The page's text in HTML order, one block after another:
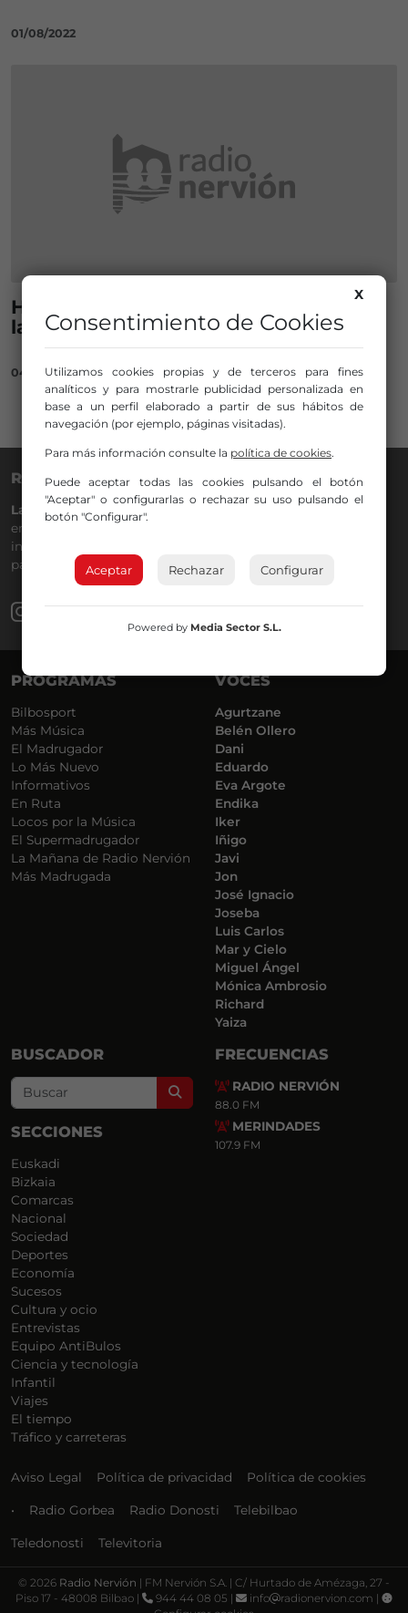
01/08/2022
Homenaje a la mujer en la Minería en
la Casa de Cultura de Ortuella
04/03/2022
RADIO NERVIÓN
La Gran Familiadesde hace 88.0
emisora de Bilbao para todos los públicos, con Más Música,
información a menos cinco, deportes, tráfico y la
participación de los oyentes.
PROGRAMAS
Bilbosport
Más Música
El Madrugador
Lo Más Nuevo
Informativos
En Ruta
Locos por la Música
El Supermadrugador
La Mañana de Radio Nervión
Más Madrugada
VOCES
Agurtzane
Belén Ollero
Dani
Eduardo
Eva Argote
Endika
Iker
Iñigo
Javi
Jon
José Ignacio
Joseba
Luis Carlos
Mar y Cielo
Miguel Ángel
Mónica Ambrosio
Richard
Yaiza
BUSCADOR
Search
SECCIONES
Euskadi
Bizkaia
Comarcas
Nacional
Sociedad
Deportes
Economía
Sucesos
Cultura y ocio
Entrevistas
Equipo AntiBulos
Ciencia y tecnología
Infantil
Viajes
El tiempo
Tráfico y carreteras
FRECUENCIAS
RADIO NERVIÓN
88.0 FM
MERINDADES
107.9 FM
Aviso Legal Política de privacidad Política de cookies
• Radio Gorbea Radio Donosti Telebilbao
Teledonosti Televitoria
© 2026 Radio Nervión | FM Nervión S.A. | C/ Hurtado de Amézaga, 27 -
Piso 17 - 48008 Bilbao |
944 44 08 05 | info
radionervion.com |
X
Consentimiento de Cookies
Utilizamos cookies propias y de terceros para fines
analíticos y para mostrarle publicidad personalizada en
base a un perfil elaborado a partir de sus hábitos de
navegación (por ejemplo, páginas visitadas).
Para más información consulte la política de cookies.
Puede aceptar todas las cookies pulsando el botón
"Aceptar" o configurarlas o rechazar su uso pulsando el
botón "Configurar".
Aceptar Rechazar Configurar
Powered by Media Sector S.L.